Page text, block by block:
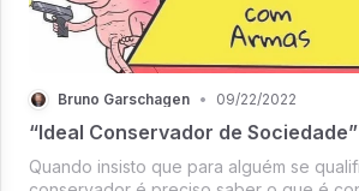
Bruno Garschagen • 09/22/2022
“Ideal Conservador de Sociedade”
Quando insisto que para alguém se qualificar como